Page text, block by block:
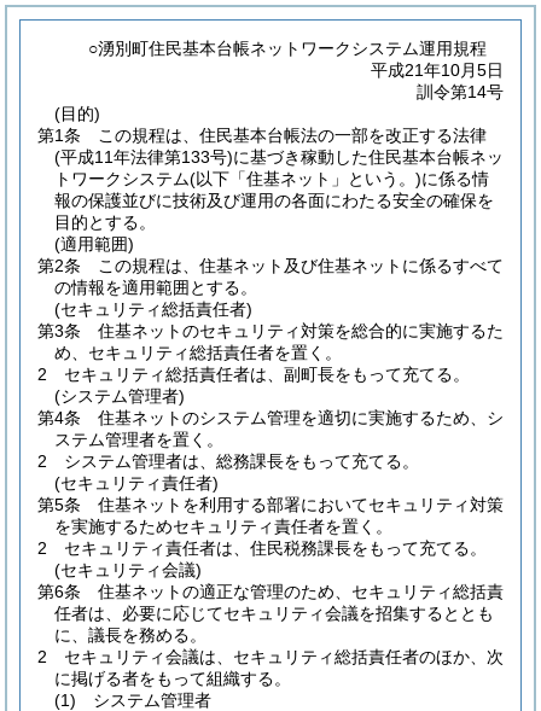
○湧別町住民基本台帳ネットワークシステム運用規程
平成21年10月5日
訓令第14号
(目的)
第1条
この規程は、住民基本台帳法の一部を改正する法律
(平成11年法律第133号)に基づき稼動した住民基本台帳ネッ
トワークシステム(以下「住基ネット」という。)に係る情
報の保護並びに技術及び運用の各面にわたる安全の確保を
目的とする。
(適用範囲)
第2条
この規程は、住基ネット及び住基ネットに係るすべて
の情報を適用範囲とする。
(セキュリティ総括責任者)
第3条
住基ネットのセキュリティ対策を総合的に実施するた
め、セキュリティ総括責任者を置く。
2
セキュリティ総括責任者は、副町長をもって充てる。
(システム管理者)
第4条
住基ネットのシステム管理を適切に実施するため、シ
ステム管理者を置く。
2
システム管理者は、総務課長をもって充てる。
(セキュリティ責任者)
第5条
住基ネットを利用する部署においてセキュリティ対策
を実施するためセキュリティ責任者を置く。
2
セキュリティ責任者は、住民税務課長をもって充てる。
(セキュリティ会議)
第6条
住基ネットの適正な管理のため、セキュリティ総括責
任者は、必要に応じてセキュリティ会議を招集するととも
に、議長を務める。
2
セキュリティ会議は、セキュリティ総括責任者のほか、次
に掲げる者をもって組織する。
(1)
システム管理者